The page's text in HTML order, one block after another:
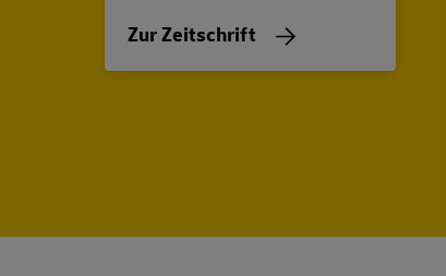
Zur Zeitschrift